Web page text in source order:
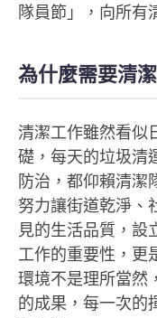
隊員節」，向所有
為什麼需要清
清潔工作雖然看似
礎，每天的垃圾清
防治，都仰賴清潔
努力讓街道乾淨、
見的生活品質，設
工作的重要性，更
環境不是理所當然
的成果，每一次的